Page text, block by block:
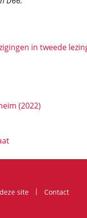
in tweede
(2022)
site
Contact